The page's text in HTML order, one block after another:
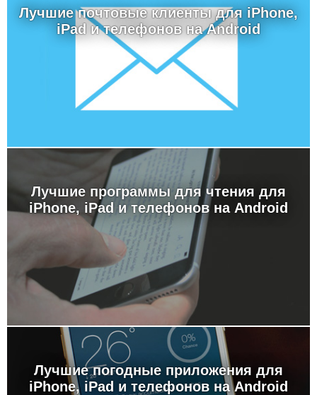
Лучшие почтовые клиенты для iPhone,
iPad и телефонов на Android
Лучшие программы для чтения для
iPhone, iPad и телефонов на Android
Лучшие погодные приложения для
iPhone, iPad и телефонов на Android